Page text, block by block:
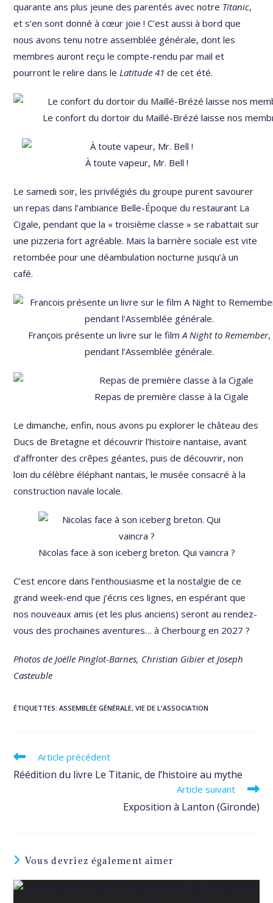
quarante ans plus jeune des parentés avec notre Titanic,
et s’en sont donné à cœur joie ! C’est aussi à bord que
nous avons tenu notre assemblée générale, dont les
membres auront reçu le compte-rendu par mail et
pourront le relire dans leLatitude 41 de cet été.
Le confort du dortoir du Maillé-Brézé laisse nos
À toute vapeur, Mr. Bell !
Le samedi soir, les privilégiés du groupe purent savourer
un repas dans l’ambiance Belle-Époque du restaurant La
Cigale, pendant que la « troisième classe » se rabattait sur
une pizzeria fort agréable. Mais la barrière sociale est vite
retombée pour une déambulation nocturne jusqu’à un
café.
François présente un livre sur le filmA Night to Remember,
pendant l’Assemblée générale.
Repas de première classe à la Cigale
Le dimanche, enfin, nous avons pu explorer le château des
Ducs de Bretagne et découvrir l’histoire nantaise, avant
d’affronter des crêpes géantes, puis de découvrir, non
loin du célèbre éléphant nantais, le musée consacré à la
construction navale locale.
Nicolas face à son iceberg breton. Qui vaincra ?
C’est encore dans l’enthousiasme et la nostalgie de ce
grand week-end que j’écris ces lignes, en espérant que
nos nouveaux amis (et les plus anciens) seront au rendez-
vous des prochaines aventures… à Cherbourg en 2027 ?
Photos de Joëlle Pinglot-Barnes, Christian Gibier et Joseph
Casteuble
ÉTIQUETTES:ASSEMBLÉE GÉNÉRALE, VIE DE L'ASSOCIATION
Read
articles
Article précédent
Réédition du livre Le Titanic, de l’histoire au mythe
Article suivant
Exposition à Lanton (Gironde)
Vous devriez également aimer